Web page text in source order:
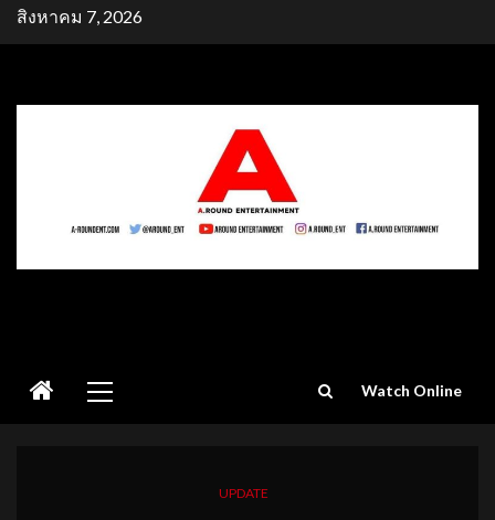
Skipสิงหาคม 7, 2026
Menu
Watch Online
UPDATE